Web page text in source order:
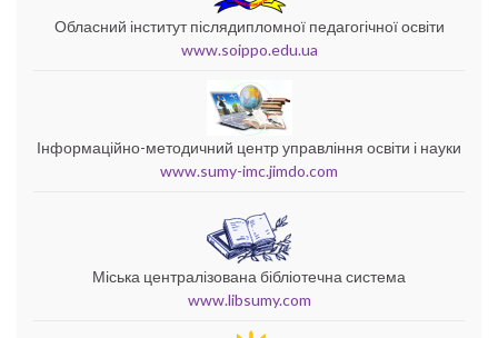
Обласний інститут післядипломної педагогічної освіти
www.soippo.edu.ua
Інформаційно-методичний центр управління освіти і науки
www.sumy-imc.jimdo.com
Міська централізована бібліотечна система
www.libsumy.com